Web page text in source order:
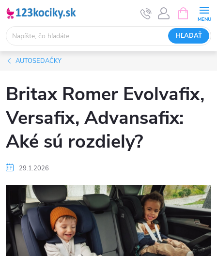
Prejsť
obsah
HĽADAŤ
KOŠÍK
AUTOSEDAČKY
Britax Romer Evolvafix,
Versafix, Advansafix:
Aké sú rozdiely?
29.1.2026